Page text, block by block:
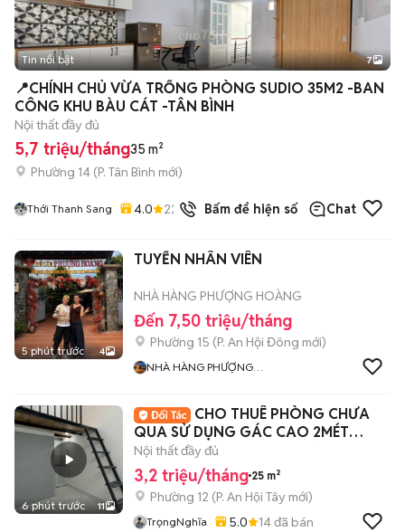
+2
Tin nổi bật 7
📍CHÍNH CHỦ VỪA TRỐNG PHÒNG SUDIO 35M2 -BAN
CÔNG KHU BÀU CÁT -TÂN BÌNH
Nội thất đầy đủ
5,7 triệu/tháng35 m²
Phường 14 (P. Tân Bình mới)
Thới Thanh Sang 4.0 22 đã bánBấm để hiện số Chat
5 phút trước 4
TUYỂN NHÂN VIÊN
NHÀ HÀNG PHƯỢNG HOÀNG
Đến 7,50 triệu/tháng
Phường 15 (P. An Hội Đông mới)
NHÀ HÀNG PHƯỢNG
6 phút trước 11
CHO THUÊ PHÒNG CHƯA
QUA SỬ DỤNG GÁC CAO 2MÉT
ĐƯỜNG HUỲNH VĂN NGHỆ
Nội thất đầy đủ
3,2 triệu/tháng 25 m²
Phường 12 (P. An Hội Tây mới)
TrọngNghĩa 5.0 14đã bán